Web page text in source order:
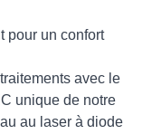
pour un confort
avec le
unique de notre
au laser à diode